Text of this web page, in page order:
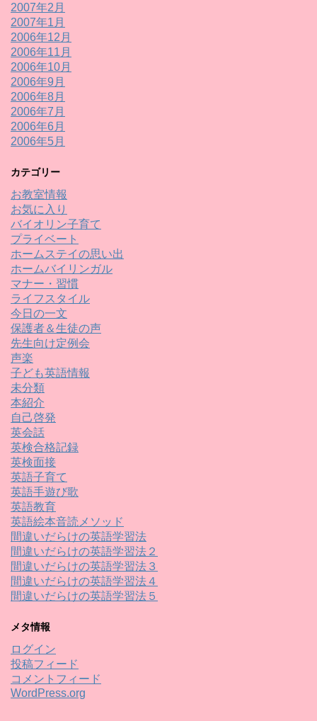
2007年2月
2007年1月
2006年12月
2006年11月
2006年10月
2006年9月
2006年8月
2006年7月
2006年6月
2006年5月
カテゴリー
お教室情報
お気に入り
バイオリン子育て
プライベート
ホームステイの思い出
ホームバイリンガル
マナー・習慣
ライフスタイル
今日の一文
保護者＆生徒の声
先生向け定例会
声楽
子ども英語情報
未分類
本紹介
自己啓発
英会話
英検合格記録
英検面接
英語子育て
英語手遊び歌
英語教育
英語絵本音読メソッド
間違いだらけの英語学習法
間違いだらけの英語学習法２
間違いだらけの英語学習法３
間違いだらけの英語学習法４
間違いだらけの英語学習法５
メタ情報
ログイン
投稿フィード
コメントフィード
WordPress.org